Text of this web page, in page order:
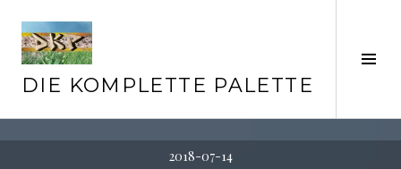
zum
Inhalt
DIE KOMPLETTE PALETTE
2018-07-14